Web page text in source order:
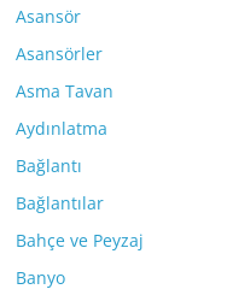
Asansör
Asansörler
Asma Tavan
Aydınlatma
Bağlantı
Bağlantılar
Bahçe ve Peyzaj
Banyo